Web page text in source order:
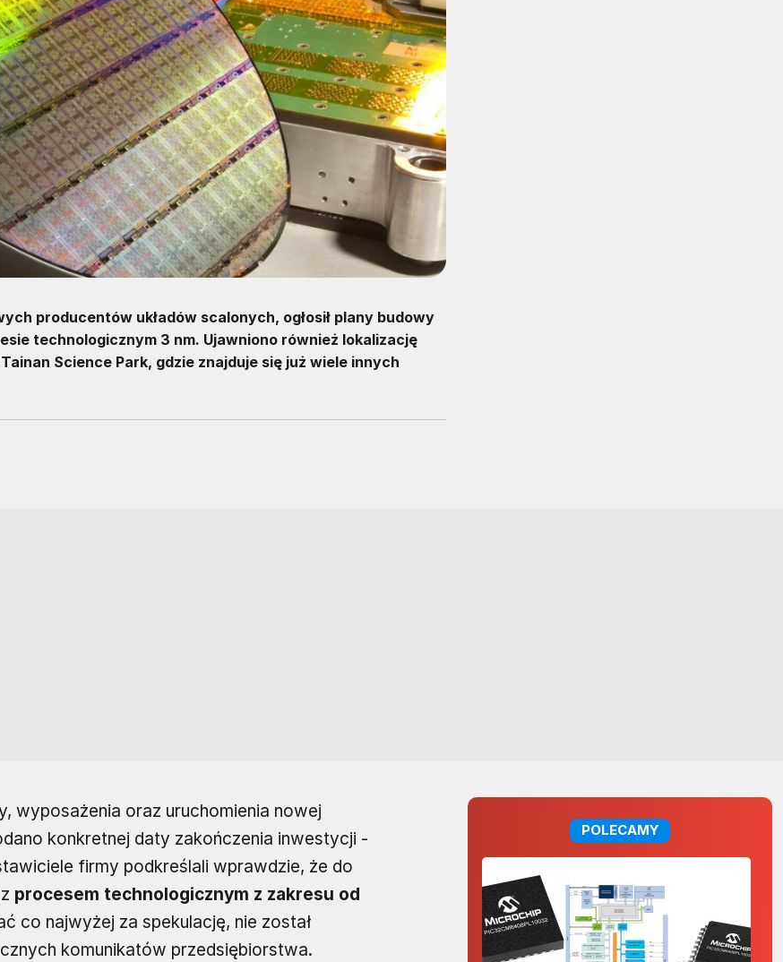
producentów układów scalonych, ogłosił plany budowy
technologicznym 3 nm. Ujawniono również lokalizację
Science Park, gdzie znajduje się już wiele innych
wyposażenia oraz uruchomienia nowej
konkretnej daty zakończenia inwestycji -
firmy podkreślali wprawdzie, że do
procesem technologicznym z zakresu od
co najwyżej za spekulację, nie został
komunikatów przedsiębiorstwa.
POLECAMY